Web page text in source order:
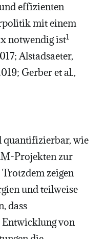
effizienten
mit einem
notwendig ist1
Alstadsaeter,
Gerber et al.,
quantifizierbar, wie
Projekten zur
zeigen
und teilweise
dass
von